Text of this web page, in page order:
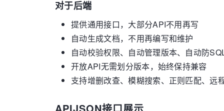
对于后端
提供通用接口，大部分API不用再写
自动生成文档，不用再编写和维护
自动校验权限、自动管理版本、自动防
开放API无需划分版本，始终保持兼容
支持增删改查、模糊搜索、正则匹配、远